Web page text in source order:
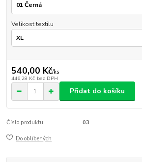
Velikost textilu
540,00 Kč/ks
446,28 Kč bez DPH
Přidat do košíku
Číslo produktu: 03
Do oblíbených